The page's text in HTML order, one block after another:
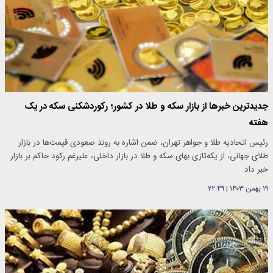
جدیدترین خبرها از بازار سکه و طلا در کشور؛ رکوردشکنی سکه در یک
هفته
رئیس اتحادیه طلا و جواهر تهران، ضمن اشاره به روند صعودی قیمت‌ها در بازار
طلای جهانی، از یکه‌تازی بهای سکه و طلا در بازار داخلی، علیرغم رکود حاکم بر بازار
خبر داد.
۱۹ بهمن ۱۴۰۳ |۲۲:۴۹